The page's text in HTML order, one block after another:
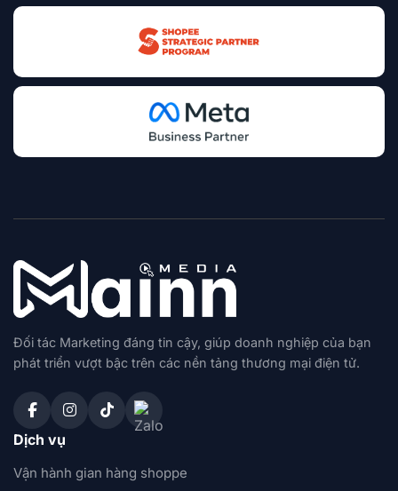
Đối tác Marketing đáng tin cậy, giúp doanh nghiệp của bạn
phát triển vượt bậc trên các nền tảng thương mại điện tử.
Dịch vụ
Vận hành gian hàng shoppe